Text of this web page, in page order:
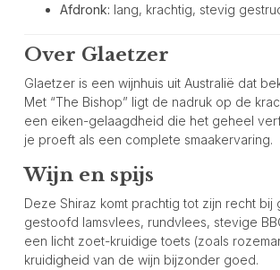
Afdronk: lang, krachtig, stevig
Over Glaetzer
Glaetzer is een wijnhuis uit Australië dat
Met “The Bishop” ligt de nadruk op de
een eiken-gelaagdheid die het geheel
je proeft als een complete smaakervaring.
Wijn en spijs
Deze Shiraz komt prachtig tot zijn recht
gestoofd lamsvlees, rundvlees, stevige
een licht zoet-kruidige toets (zoals
kruidigheid van de wijn bijzonder goed.